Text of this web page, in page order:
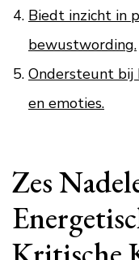
Biedt inzicht in
bewustwording.
Ondersteunt bij
en emoties.
Zes